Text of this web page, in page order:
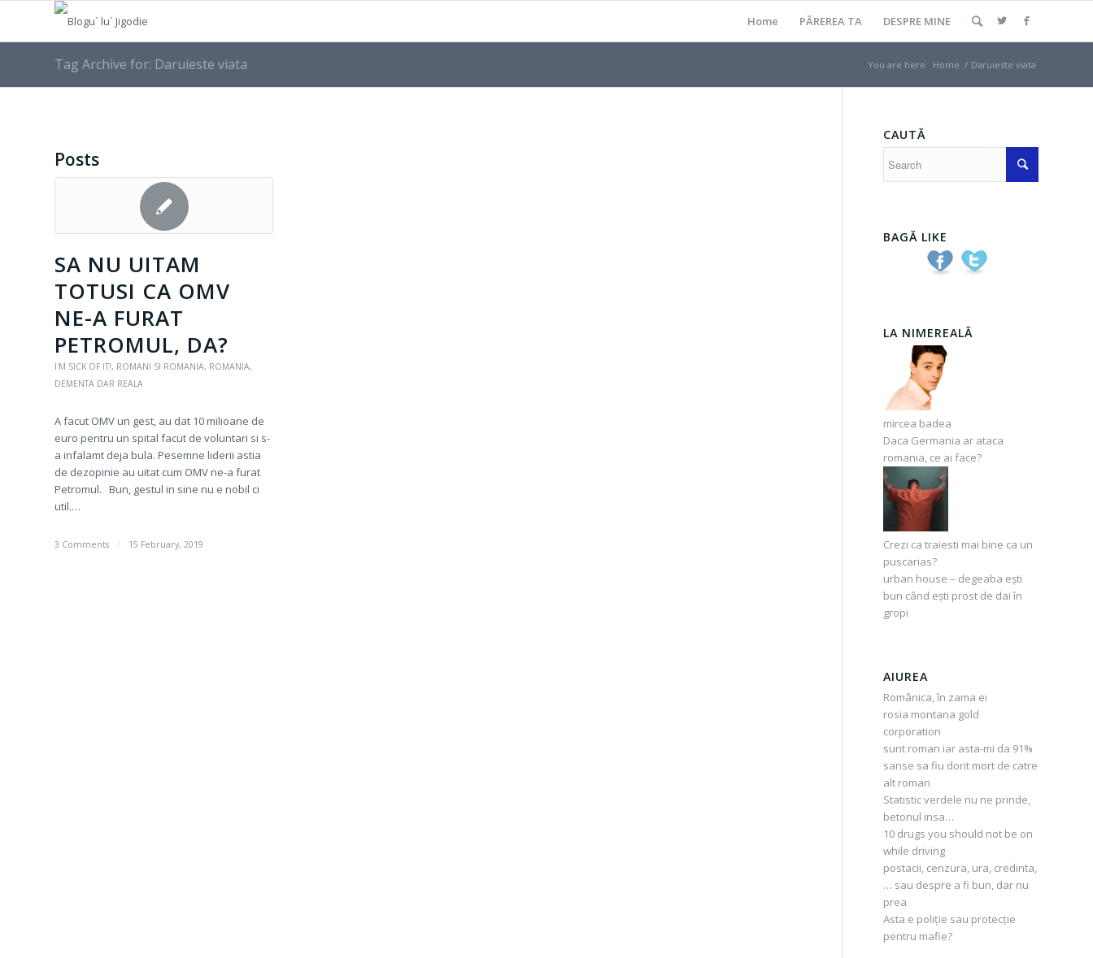
Home PĂREREA TA DESPRE MINE
Tag Archive for: Daruieste viata You are here: Home / Daruieste viata
Posts
SA NU UITAM
TOTUSI CA OMV
NE-A FURAT
PETROMUL, DA?
I'M SICK OF IT!, ROMANI SI ROMANIA, ROMANIA,
DEMENTA DAR REALA
A facut OMV un gest, au dat 10 milioane de
euro pentru un spital facut de voluntari si s-
a infalamt deja bula. Pesemne liderii astia
de dezopinie au uitat cum OMV ne-a furat
Petromul. Bun, gestul in sine nu e nobil ci
util.…
3 Comments / 15 February, 2019
CAUTĂ
BAGĂ LIKE
LA NIMEREALĂ
mircea badea
Daca Germania ar ataca
romania, ce ai face?
Crezi ca traiesti mai bine ca un
puscarias?
urban house – degeaba ești
bun când ești prost de dai în
gropi
AIUREA
Românica, în zama ei
rosia montana gold
corporation
sunt roman iar asta-mi da 91%
sanse sa fiu dorit mort de catre
alt roman
Statistic verdele nu ne prinde,
betonul insa…
10 drugs you should not be on
while driving
postacii, cenzura, ura, credinta,
… sau despre a fi bun, dar nu
prea
Asta e poliție sau protecție
pentru mafie?